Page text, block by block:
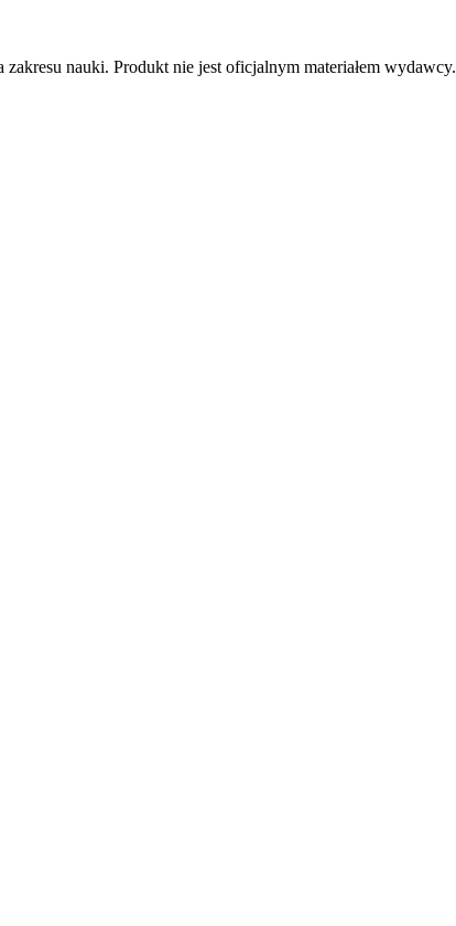
nauki. Produkt nie jest oficjalnym materiałem wydawcy.